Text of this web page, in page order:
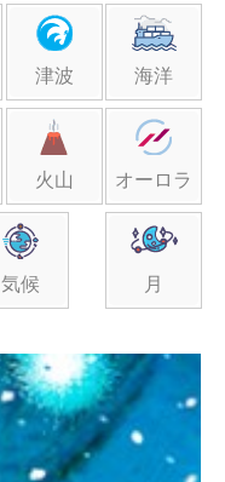
津波 海洋
火山 オーロラ
気候 月